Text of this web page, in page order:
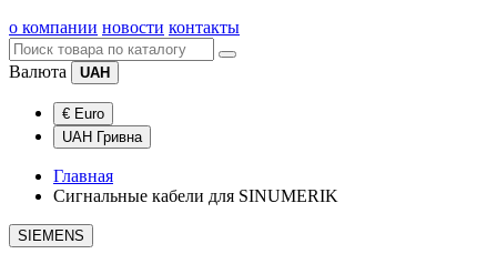
о компании новости контакты
Валюта UAH
€ Euro
UAH Гривна
Главная
Сигнальные кабели для SINUMERIK
SIEMENS